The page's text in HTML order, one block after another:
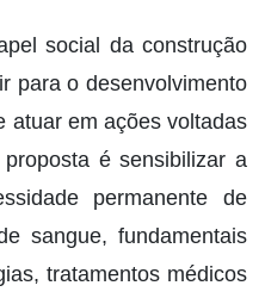
social da construção
para o desenvolvimento
atuar em ações voltadas
é sensibilizar a
permanente de
sangue, fundamentais
tratamentos médicos